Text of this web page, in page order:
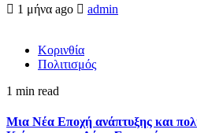
1 μήνα ago admin
Κορινθία
Πολιτισμός
1 min read
Μια Νέα Εποχή ανάπτυξης και